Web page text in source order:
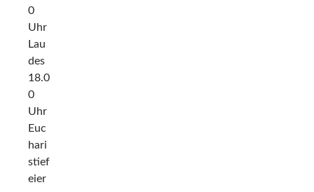
0
Uhr
Lau
des
18.0
0
Uhr
Euc
hari
stief
eier